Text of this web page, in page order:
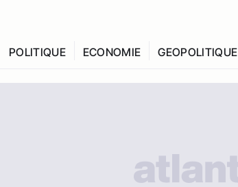
POLITIQUE ECONOMIE GEOPOLITIQUE